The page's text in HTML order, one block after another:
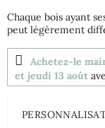
Chaque bois ayant
peut légèrement
Achetez-le
et jeudi 13 août